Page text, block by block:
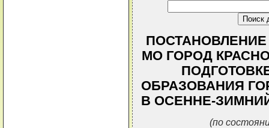
МО ГОРОД
ОБРАЗОВАНИЯ
В ОСЕННЕ-
(по